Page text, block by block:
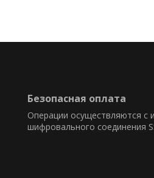
Безопасная оплата